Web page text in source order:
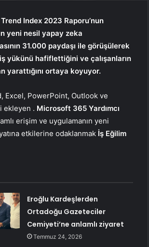
Index 2023 Raporu’nun
yeni nesil yapay zeka
31.000 paydaşı ile görüşülerek
yükünü hafiflettiğini ve çalışanların
yarattığını ortaya koyuyor.
Excel, PowerPoint, Outlook ve
ekleyen . Microsoft 365 Yardımcı
erişim ve uygulamanın yeni
etkilerine odaklanmak İş Eğilim
Eroğlu Kardeşlerden
Ortadoğu Gazeteciler
Cemiyeti’ne anlamlı ziyaret
Temmuz 24, 2026